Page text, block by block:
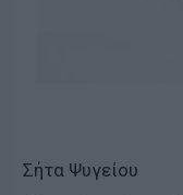
Σήτα Ψυγείου